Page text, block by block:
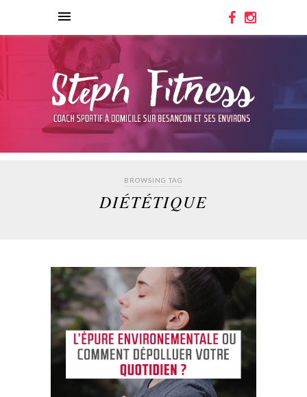
BROWSING TAG
DIÉTÉTIQUE